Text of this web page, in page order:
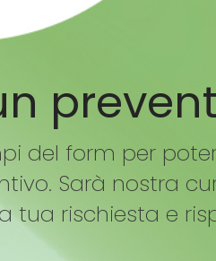
del form per
Sarà nostra
tua rischiesta e